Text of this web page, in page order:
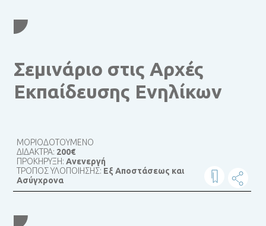
Σεμινάριο στις Αρχές
Εκπαίδευσης Ενηλίκων
ΜΟΡΙΟΔΟΤΟΥΜΕΝΟ
ΔΙΔΑΚΤΡΑ: 200€
ΠΡΟΚΗΡΥΞΗ:Ανενεργή
ΤΡΟΠΟΣ ΥΛΟΠΟΙΗΣΗΣ: Εξ Αποστάσεως και
Ασύγχρονα